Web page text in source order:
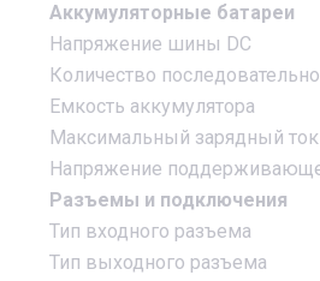
Аккумуляторные батареи
Напряжение шины DC
Количество
Емкость аккумулятора
Максимальный зарядный
Напряжение
Разъемы и подключения
Тип входного разъема
Тип выходного разъема